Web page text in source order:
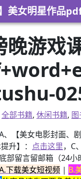
】美女明星作品
晚游戏
全部书籍, 休闲书籍,
、【美女电影封面、
升】： 点击这里，C、
留言留邮箱（24小
下载美女短视频 | B.